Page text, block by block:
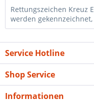
Rettungszeichen Kreuz
werden
Service Hotline
Shop Service
Informationen